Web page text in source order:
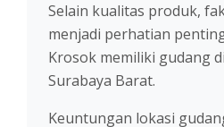
Selain kualitas produk,
menjadi perhatian
Krosok memiliki gudang
Surabaya Barat.
Keuntungan lokasi